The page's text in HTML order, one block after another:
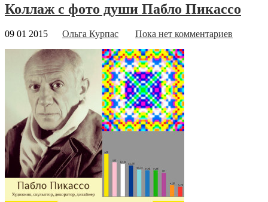
Коллаж с фото души Пабло Пикассо
09 01 2015 Ольга Курпас Пока нет комментариев